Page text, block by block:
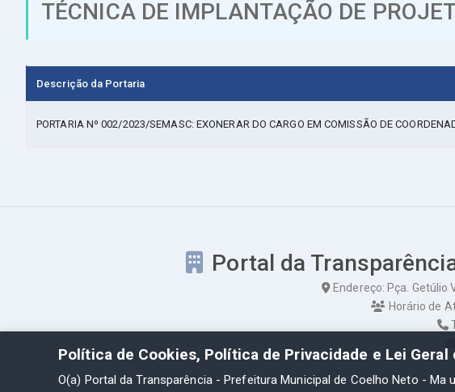
TÉCNICA DE IMPLANTAÇÃO DE
Descrição da Portaria
PORTARIA Nº 002/2023/SEMASC: EXONERAR DO CARGO EM COMISSÃO DE
Portal da
Endereço: Pça. Getúlio
Horário de
Política de Cookies, Política de Privacidade e Lei Geral
O(a) Portal da Transparência - Prefeitura Municipal de Coelho Neto - Ma